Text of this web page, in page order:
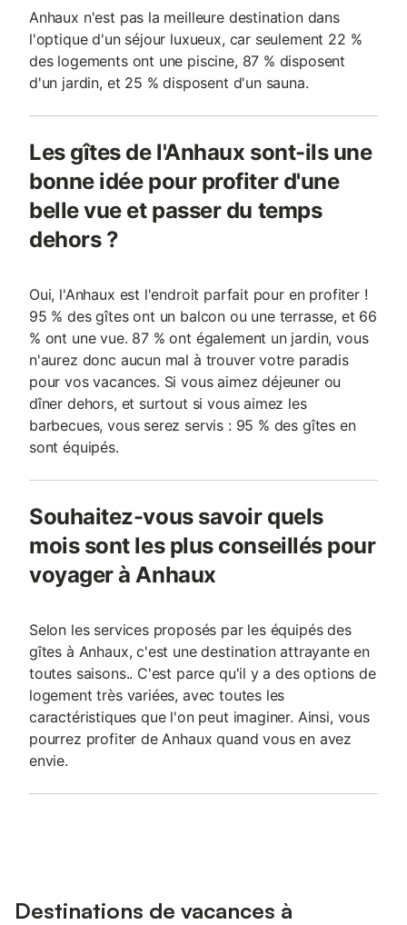
Anhaux n'est pas la meilleure destination dans
l'optique d'un séjour luxueux, car seulement 22 %
des logements ont une piscine, 87 % disposent
d'un jardin, et 25 % disposent d'un sauna.
Les gîtes de l'Anhaux sont-ils une
bonne idée pour profiter d'une
belle vue et passer du temps
dehors ?
Oui, l'Anhaux est l'endroit parfait pour en profiter !
95 % des gîtes ont un balcon ou une terrasse, et 66
% ont une vue. 87 % ont également un jardin, vous
n'aurez donc aucun mal à trouver votre paradis
pour vos vacances. Si vous aimez déjeuner ou
dîner dehors, et surtout si vous aimez les
barbecues, vous serez servis : 95 % des gîtes en
sont équipés.
Souhaitez-vous savoir quels
mois sont les plus conseillés pour
voyager à Anhaux
Selon les services proposés par les équipés des
gîtes à Anhaux, c'est une destination attrayante en
toutes saisons.. C'est parce qu'il y a des options de
logement très variées, avec toutes les
caractéristiques que l'on peut imaginer. Ainsi, vous
pourrez profiter de Anhaux quand vous en avez
envie.
Destinations de vacances à